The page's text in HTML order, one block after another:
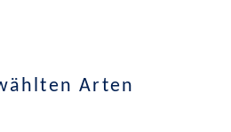
Arten